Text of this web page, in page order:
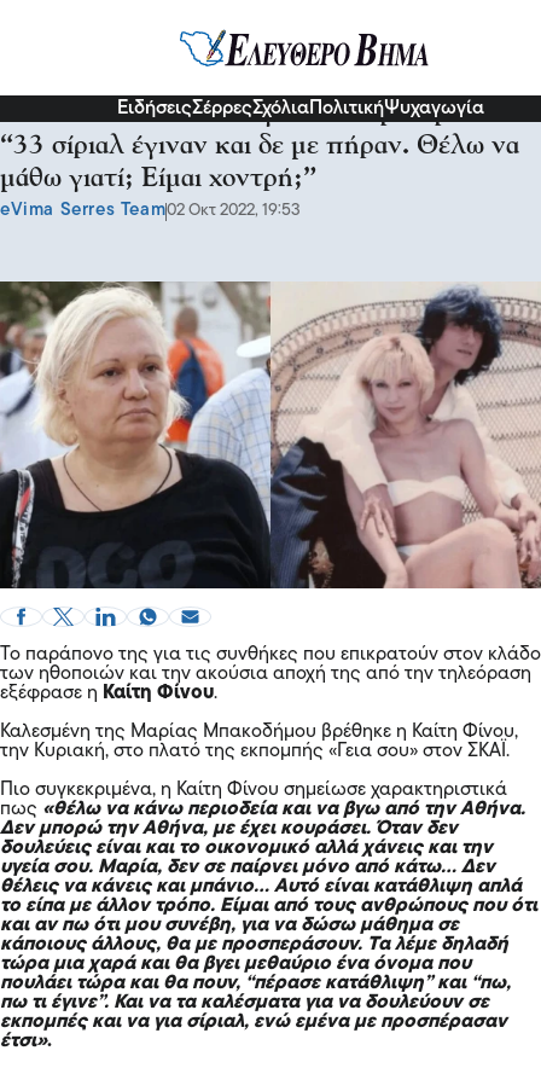
ΕιδήσειςΣέρρεςΣχόλια ΠολιτικήΨυχαγωγία
Ξεσπά η Καίτη Φίνου για το “περιθώριο”:
“33 σίριαλ έγιναν και δε με πήραν. Θέλω να
μάθω γιατί; Είμαι χοντρή;”
eVima Serres Team02 Οκτ 2022, 19:53
Το παράπονο της για τις συνθήκες που επικρατούν στον κλάδο
των ηθοποιών και την ακούσια αποχή της από την τηλεόραση
εξέφρασε η Καίτη Φίνου.
Καλεσμένη της Μαρίας Μπακοδήμου βρέθηκε η Καίτη Φίνου,
την Κυριακή, στο πλατό της εκπομπής «Γεια σου» στον ΣΚΑΪ.
Πιο συγκεκριμένα, η Καίτη Φίνου σημείωσε χαρακτηριστικά
πως «θέλω να κάνω περιοδεία και να βγω από την Αθήνα.
Δεν μπορώ την Αθήνα, με έχει κουράσει. Όταν δεν
δουλεύεις είναι και το οικονομικό αλλά χάνεις και την
υγεία σου. Μαρία, δεν σε παίρνει μόνο από κάτω… Δεν
θέλεις να κάνεις και μπάνιο… Αυτό είναι κατάθλιψη απλά
το είπα με άλλον τρόπο. Είμαι από τους ανθρώπους που ότι
και αν πω ότι μου συνέβη, για να δώσω μάθημα σε
κάποιους άλλους, θα με προσπεράσουν. Τα λέμε δηλαδή
τώρα μια χαρά και θα βγει μεθαύριο ένα όνομα που
πουλάει τώρα και θα πουν, “πέρασε κατάθλιψη” και “πω,
πω τι έγινε”. Και να τα καλέσματα για να δουλεύουν σε
εκπομπές και να για σίριαλ, ενώ εμένα με προσπέρασαν
έτσι».